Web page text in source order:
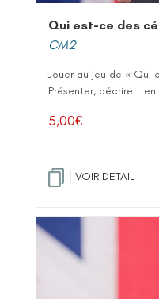
Qui est-ce des
CM2
Jouer au jeu de « Qui
Présenter, décrire… en
5,00€
VOIR DETAIL